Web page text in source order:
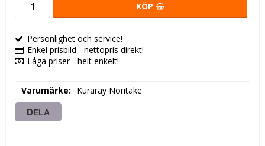
KÖP
Personlighet och service!
Enkel prisbild - nettopris direkt!
Låga priser - helt enkelt!
Varumärke Kuraray Noritake
DELA